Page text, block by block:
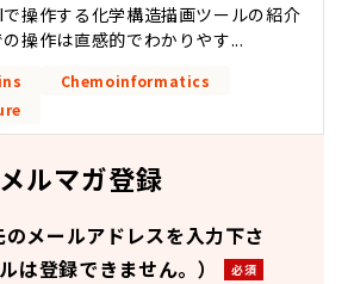
操作する化学構造描画ツールの紹介
操作は直感的でわかりやす...
Chemoinformatics
メルマガ登録
メールアドレスを入力下さ
は登録できません。）